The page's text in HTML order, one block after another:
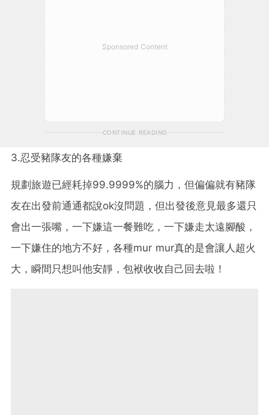
Sponsored Content
CONTINUE READING
3.忍受豬隊友的各種嫌棄
規劃旅遊已經耗掉99.9999%的腦力，但偏偏就有豬隊
友在出發前通通都說ok沒問題，但出發後意見最多還只
會出一張嘴，一下嫌這一餐難吃，一下嫌走太遠腳酸，
一下嫌住的地方不好，各種mur mur真的是會讓人超火
大，瞬間只想叫他安靜，包袱收收自己回去啦！